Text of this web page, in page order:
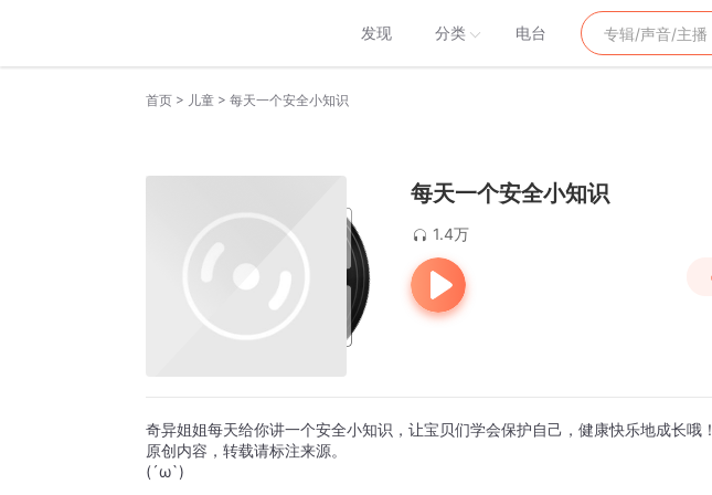
发现 分类 电台
首页 > 儿童 > 每天一个安全小知识
每天一个安全小知识
1.4万
奇异姐姐每天给你讲一个安全小知识，让宝贝们学会保护自己，健康快乐地成长哦！
原创内容，转载请标注来源。
(´ω`)